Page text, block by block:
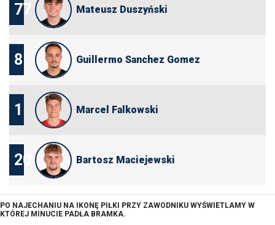
77 Mateusz Duszyński
8 Guillermo Sanchez Gomez
1 Marcel Falkowski
20 Bartosz Maciejewski
PO NAJECHANIU NA IKONĘ PIŁKI PRZY ZAWODNIKU WYŚWIETLAMY W
KTÓREJ MINUCIE PADŁA BRAMKA.